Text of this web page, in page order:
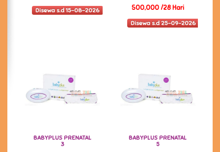
Disewa s.d 15-08-2026 500,000 /28 Hari
Disewa s.d 25-09-2026
BABYPLUS PRENATAL
3
BABYPLUS PRENATAL
5